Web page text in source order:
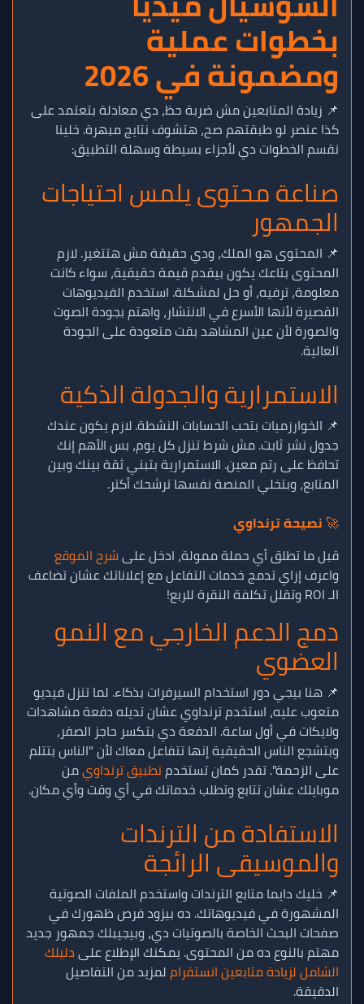
بخطوات عملية
ومضمونة في 2026
📌 زيادة المتابعين مش ضربة حظ، دي معادلة بتعتمد على
كذا عنصر لو طبقتهم صح، هتشوف نتايج مبهرة. خلينا
نقسم الخطوات دي لأجزاء بسيطة وسهلة التطبيق:
صناعة محتوى يلمس احتياجات
الجمهور
📌 المحتوى هو الملك، ودي حقيقة مش هتتغير. لازم
المحتوى بتاعك يكون بيقدم قيمة حقيقية، سواء كانت
معلومة، ترفيه، أو حل لمشكلة. استخدم الفيديوهات
القصيرة لأنها الأسرع في الانتشار، واهتم بجودة الصوت
والصورة لأن عين المشاهد بقت متعودة على الجودة
العالية.
الاستمرارية والجدولة الذكية
📌 الخوارزميات بتحب الحسابات النشطة. لازم يكون عندك
جدول نشر ثابت. مش شرط تنزل كل يوم، بس الأهم إنك
تحافظ على رتم معين. الاستمرارية بتبني ثقة بينك وبين
المتابع، وبتخلي المنصة نفسها ترشحك أكتر.
🚀 نصيحة ترنداوي
قبل ما تطلق أي حملة ممولة، ادخل علىشرح الموقع
واعرف إزاي تدمج خدمات التفاعل مع إعلاناتك عشان تضاعف
الـ ROI وتقلل تكلفة النقرة للربع!
دمج الدعم الخارجي مع النمو
العضوي
📌 هنا بيجي دور استخدام السيرفرات بذكاء. لما تنزل فيديو
متعوب عليه، استخدم ترنداوي عشان تديله دفعة مشاهدات
ولايكات في أول ساعة. الدفعة دي بتكسر حاجز الصفر،
وبتشجع الناس الحقيقية إنها تتفاعل معاك لأن "الناس بتتلم
على الزحمة". تقدر كمان تستخدمتطبيق ترنداويمن
موبايلك عشان تتابع وتطلب خدماتك في أي وقت وأي مكان.
الاستفادة من الترندات
والموسيقى الرائجة
📌 خليك دايما متابع الترندات واستخدم الملفات الصوتية
المشهورة في فيديوهاتك. ده بيزود فرص ظهورك في
صفحات البحث الخاصة بالصوتيات دي، وبيجيبلك جمهور جديد
مهتم بالنوع ده من المحتوى. يمكنك الإطلاع علىدليلك
الشامل لزيادة متابعين انستقراملمزيد من التفاصيل
الدقيقة.